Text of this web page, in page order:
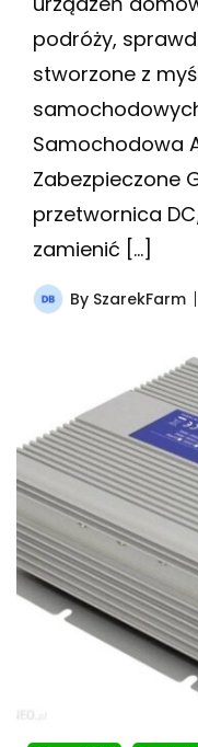
podróży,
stworzone z
Samochodowa
Zabezpieczone
przetwornica
zamienić […]
By SzarekFarm